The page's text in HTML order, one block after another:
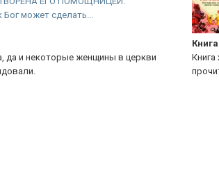
выразить любовь...
данного автора уже одну
читать следующую,спасибо